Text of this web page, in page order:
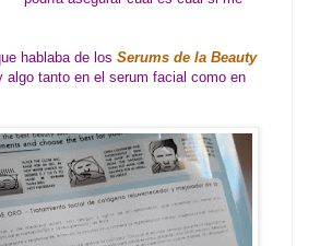
hablaba de los Serums de la Beauty
algo tanto en el serum facial como en